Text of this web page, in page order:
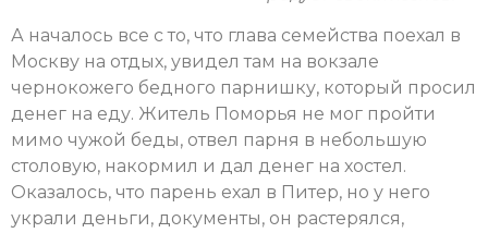
А началось все с то, что глава семейства поехал в
Москву на отдых, увидел там на вокзале
чернокожего бедного парнишку, который просил
денег на еду. Житель Поморья не мог пройти
мимо чужой беды, отвел парня в небольшую
столовую, накормил и дал денег на хостел.
Оказалось, что парень ехал в Питер, но у него
украли деньги, документы, он растерялся,